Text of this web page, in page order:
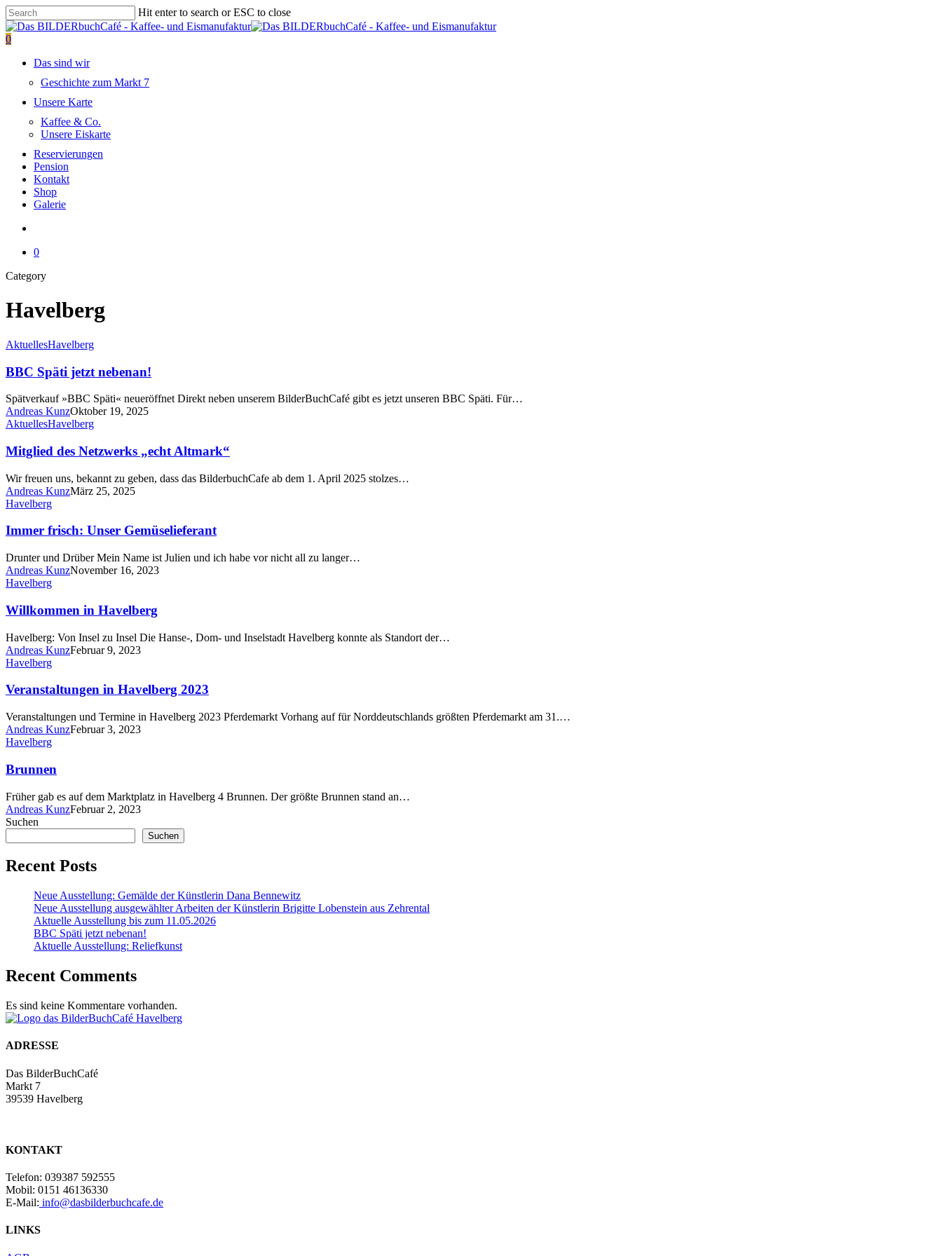
Skip
to
main
content
Hit enter to search or ESC to close
Close
Search
search
0
Das sind wir
Geschichte zum Markt 7
Unsere Karte
Kaffee & Co.
Unsere Eiskarte
Reservierungen
Pension
Kontakt
Shop
Galerie
0
Close
Category
Havelberg
AktuellesHavelberg
BBC Späti jetzt nebenan!
Spätverkauf »BBC Späti« neueröffnet Direkt neben unserem BilderBuchCafé gibt es jetzt unseren BBC Späti. Für…
Andreas KunzOktober 19, 2025
AktuellesHavelberg
Mitglied des Netzwerks „echt Altmark“
Wir freuen uns, bekannt zu geben, dass das BilderbuchCafe ab dem 1. April 2025 stolzes…
Andreas KunzMärz 25, 2025
Havelberg
Immer frisch: Unser Gemüselieferant
Drunter und Drüber Mein Name ist Julien und ich habe vor nicht all zu langer…
Andreas KunzNovember 16, 2023
Havelberg
Willkommen in Havelberg
Havelberg: Von Insel zu Insel Die Hanse-, Dom- und Inselstadt Havelberg konnte als Standort der…
Andreas KunzFebruar 9, 2023
Havelberg
Veranstaltungen in Havelberg 2023
Veranstaltungen und Termine in Havelberg 2023 Pferdemarkt Vorhang auf für Norddeutschlands größten Pferdemarkt am 31.…
Andreas KunzFebruar 3, 2023
Havelberg
Brunnen
Früher gab es auf dem Marktplatz in Havelberg 4 Brunnen. Der größte Brunnen stand an…
Andreas KunzFebruar 2, 2023
Suchen
Suchen
Recent Posts
Neue Ausstellung: Gemälde der Künstlerin Dana Bennewitz
Neue Ausstellung ausgewählter Arbeiten der Künstlerin Brigitte Lobenstein aus Zehrental
Aktuelle Ausstellung bis zum 11.05.2026
BBC Späti jetzt nebenan!
Aktuelle Ausstellung: Reliefkunst
Recent Comments
Es sind keine Kommentare vorhanden.
ADRESSE
Das BilderBuchCafé
Markt 7
39539 Havelberg
KONTAKT
Telefon: 039387 592555
Mobil: 0151 46136330
E-Mail: info@dasbilderbuchcafe.de
LINKS